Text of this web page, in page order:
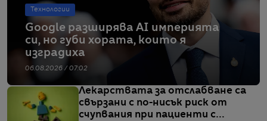
Технологии
Google разширява AI империята
си, но губи хората, които я
изградиха
06.08.2026 / 07:02
Лекарствата за отслабване са
свързани с по-нисък риск от
счупвания при пациенти с